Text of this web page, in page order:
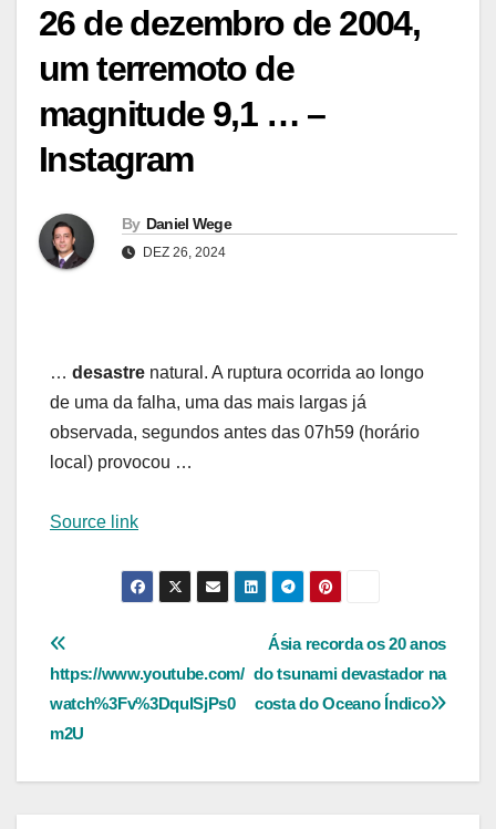
26 de dezembro de 2004,
um terremoto de
magnitude 9,1 … –
Instagram
By Daniel Wege
DEZ 26, 2024
… desastre natural. A ruptura ocorrida ao longo
de uma da falha, uma das mais largas já
observada, segundos antes das 07h59 (horário
local) provocou …
Source link
Navegação
de
Post
Ásia recorda os 20 anos
do tsunami devastador na
costa do Oceano Índico
https://www.youtube.com/
watch%3Fv%3DqulSjPs0
m2U